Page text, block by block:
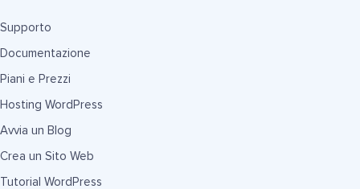
Supporto
Documentazione
Piani e Prezzi
Hosting WordPress
Avvia un Blog
Crea un Sito Web
Tutorial WordPress